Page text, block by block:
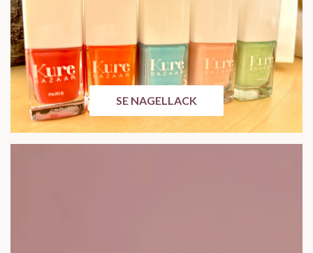
SE NAGELLACK